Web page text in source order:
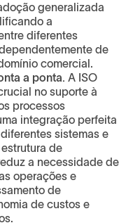
generalizada
a
diferentes
de
comercial.
a ponta. A ISO
no suporte à
processos
integração perfeita
sistemas e
de
a necessidade de
operações e
de
de custos e